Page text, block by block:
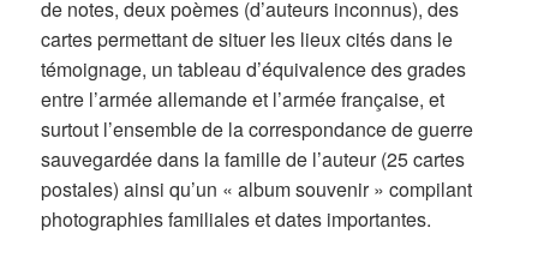
de notes, deux poèmes (d’auteurs inconnus), des
cartes permettant de situer les lieux cités dans le
témoignage, un tableau d’équivalence des grades
entre l’armée allemande et l’armée française, et
surtout l’ensemble de la correspondance de guerre
sauvegardée dans la famille de l’auteur (25 cartes
postales) ainsi qu’un « album souvenir » compilant
photographies familiales et dates importantes.